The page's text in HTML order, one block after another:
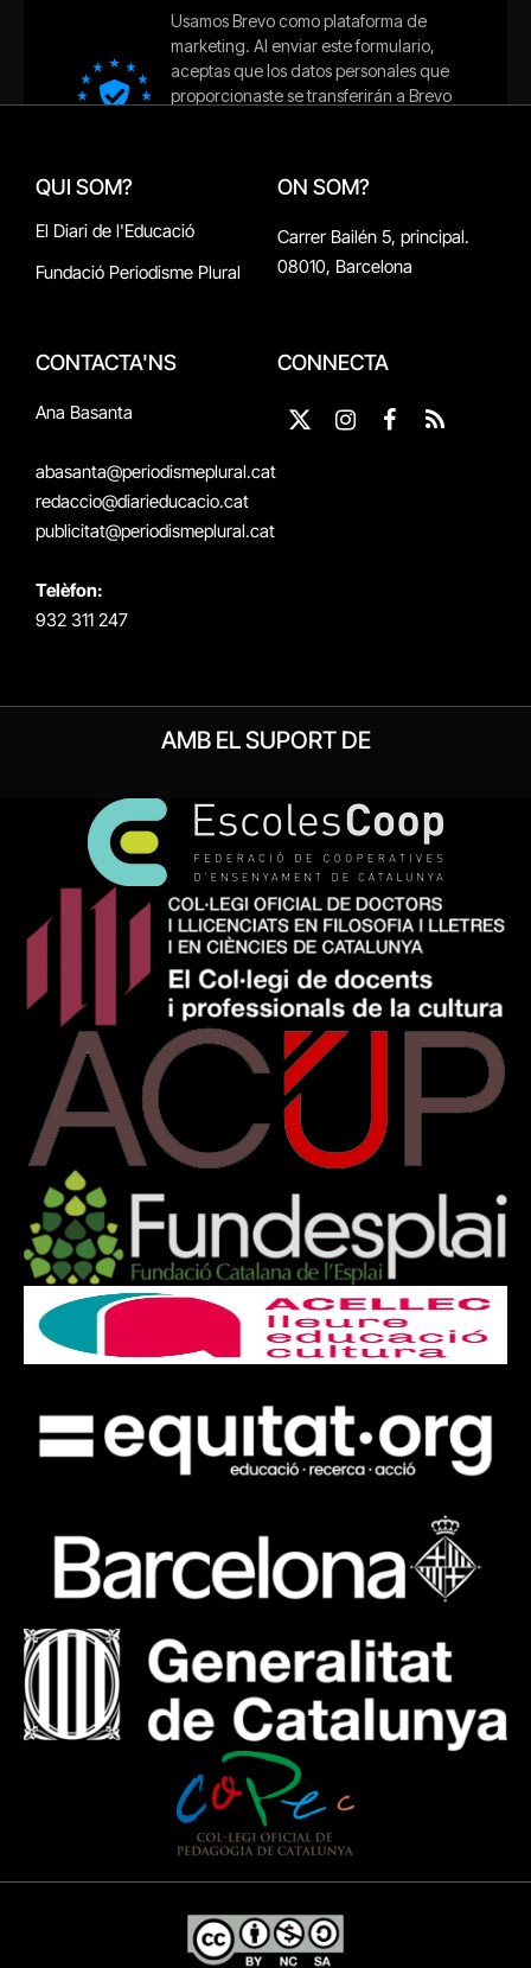
QUI SOM?
El Diari de l'Educació
Fundació Periodisme Plural
ON SOM?
Carrer Bailén 5, principal.
08010, Barcelona
CONTACTA'NS
Ana Basanta
abasanta@periodismeplural.cat
redaccio@diarieducacio.cat
publicitat@periodismeplural.cat
Telèfon:
932 311 247
CONNECTA
X
InstagramFacebook
RSS
AMB EL SUPORT DE